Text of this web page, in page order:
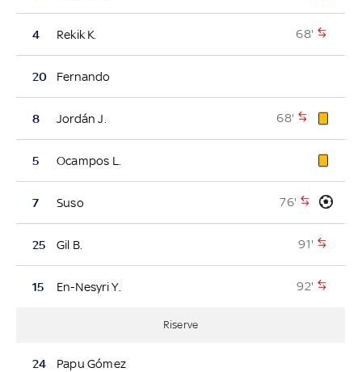
4 Rekik K. 68'
20 Fernando
8 Jordán J. 68'
5 Ocampos L.
7 Suso 76'
25 Gil B. 91'
15 En-Nesyri Y. 92'
Riserve
24 Papu Gómez